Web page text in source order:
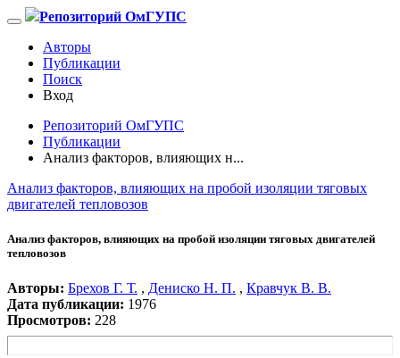
Репозиторий ОмГУПС
Авторы
Публикации
Поиск
Вход
Репозиторий ОмГУПС
Публикации
Анализ факторов, влияющих н...
Анализ факторов, влияющих на пробой изоляции тяговых
двигателей тепловозов
Анализ факторов, влияющих на пробой изоляции тяговых двигателей
тепловозов
Авторы: Брехов Г. Т. , Дениско Н. П. , Кравчук В. В.
Дата публикации: 1976
Просмотров: 228